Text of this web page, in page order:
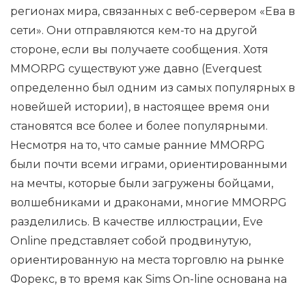
регионах мира, связанных с веб-сервером «Ева в
сети». Они отправляются кем-то на другой
стороне, если вы получаете сообщения. Хотя
MMORPG существуют уже давно (Everquest
определенно был одним из самых популярных в
новейшей истории), в настоящее время они
становятся все более и более популярными.
Несмотря на то, что самые ранние MMORPG
были почти всеми играми, ориентированными
на мечты, которые были загружены бойцами,
волшебниками и драконами, многие MMORPG
разделились. В качестве иллюстрации, Eve
Online представляет собой продвинутую,
ориентированную на места торговлю на рынке
Форекс, в то время как Sims On-line основана на